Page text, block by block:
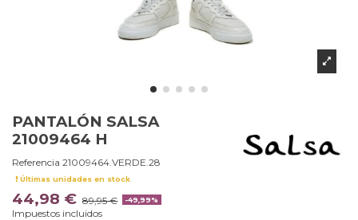
PANTALÓN SALSA
21009464 H
Referencia 21009464.VERDE.28
Últimas unidades en stock
44,98 € 89,95 € -49,99%
Impuestos incluidos